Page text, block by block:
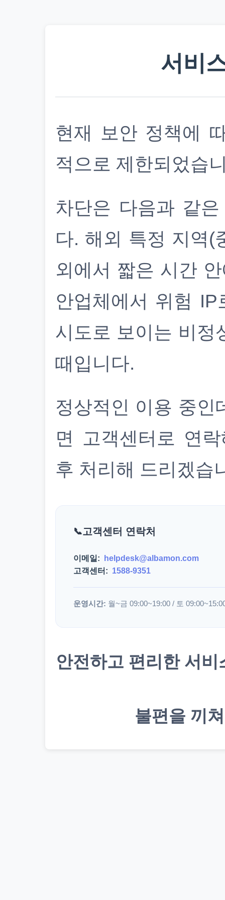
서비
현재 보안 정책에
적으로 제한되었습
차단은 다음과 같
다. 해외 특정 지역(
외에서 짧은 시간
안업체에서 위험
시도로 보이는 비정
때입니다.
정상적인 이용 중인
면 고객센터로 연
후 처리해 드리겠습
고객센터 연락처
이메일:
helpdesk@albamon.com
고객센터: 1588-9351
운영시간: 월~금 09:00~19:00 / 토
안전하고 편리한 서
불편을 끼